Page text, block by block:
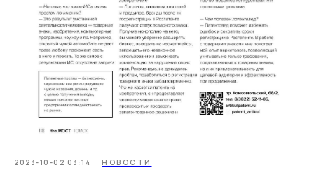
2023-10-02 03:14 НОВОСТИ